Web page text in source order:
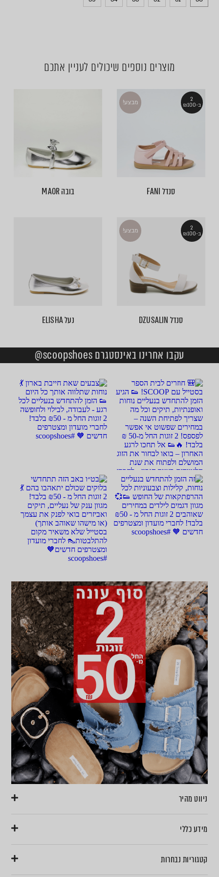
מוצרים נוספים שיכולים לעניין אתכם
2
ב-₪100
מבצע!
סנדל FANI בובה MAOR
2
ב-₪100
מבצע!
סנדל DZUSALIN נעל ELISHA
עקבו אחרינו באינסטגרם scoopshoes@
ניווט מהיר
מידע כללי
קטגוריות נבחרות